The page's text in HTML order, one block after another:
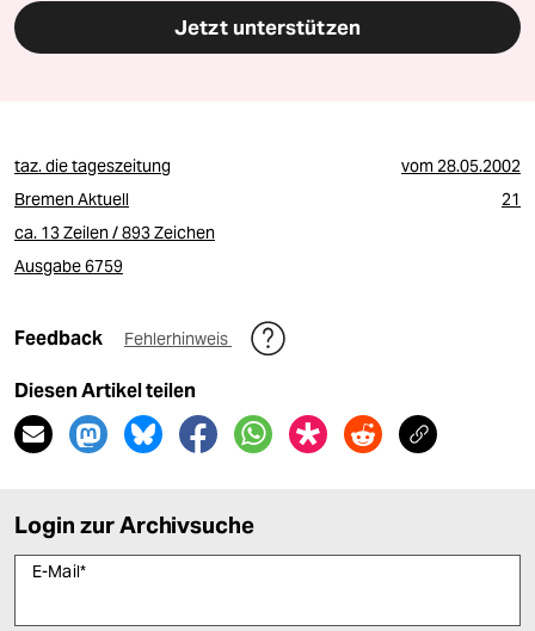
Jetzt unterstützen
taz. die tageszeitung vom28.05.2002
Bremen Aktuell
21
ca. 13 Zeilen / 893 Zeichen
Ausgabe 6759
Feedback Fehlerhinweis
Diesen Artikel teilen
Login zur Archivsuche
E-Mail*